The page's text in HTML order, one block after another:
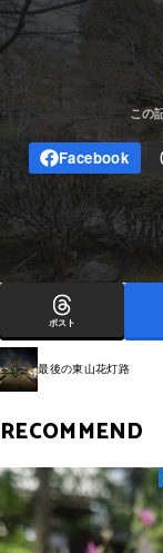
ポスト
最後の東山花灯路
RECOMMEND